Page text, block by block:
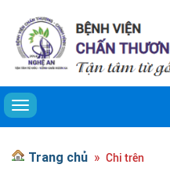
Toggle navigation
Trang chủ Chi trên